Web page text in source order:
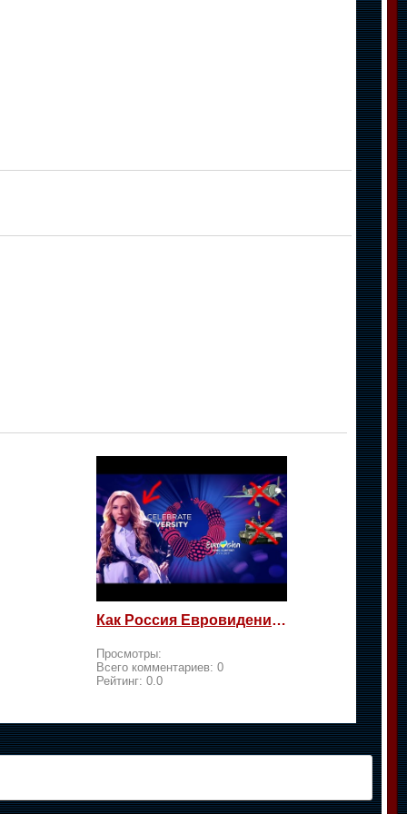
Как Россия Евровидение на жалость берет
Просмотры:
Всего комментариев: 0
Рейтинг: 0.0